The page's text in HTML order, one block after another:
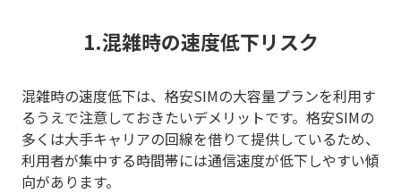
1.混雑時の速度低下リスク
混雑時の速度低下は、格安SIMの大容量プランを利用す
るうえで注意しておきたいデメリットです。格安SIMの
多くは大手キャリアの回線を借りて提供しているため、
利用者が集中する時間帯には通信速度が低下しやすい傾
向があります。